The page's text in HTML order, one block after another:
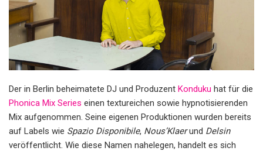
Der in Berlin beheimatete DJ und Produzent Konduku hat für die
Phonica Mix Series einen textureichen sowie hypnotisierenden
Mix aufgenommen. Seine eigenen Produktionen wurden bereits
auf Labels wie Spazio Disponibile, Nous’Klaerund Delsin
veröffentlicht. Wie diese Namen nahelegen, handelt es sich